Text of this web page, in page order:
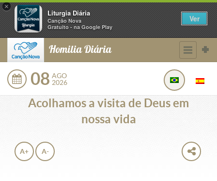
×
Liturgia Diária
Canção Nova
Gratuito - na Google Play
Ver
Homilia Diária
08 AGO
2026
Acolhamos a visita de Deus em
nossa vida
A+ A-